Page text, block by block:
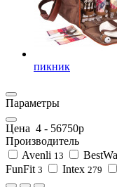
пикник
Параметры
Цена 4 - 56750р
Производитель
Avenli 13
FunFit 3 Intex 279